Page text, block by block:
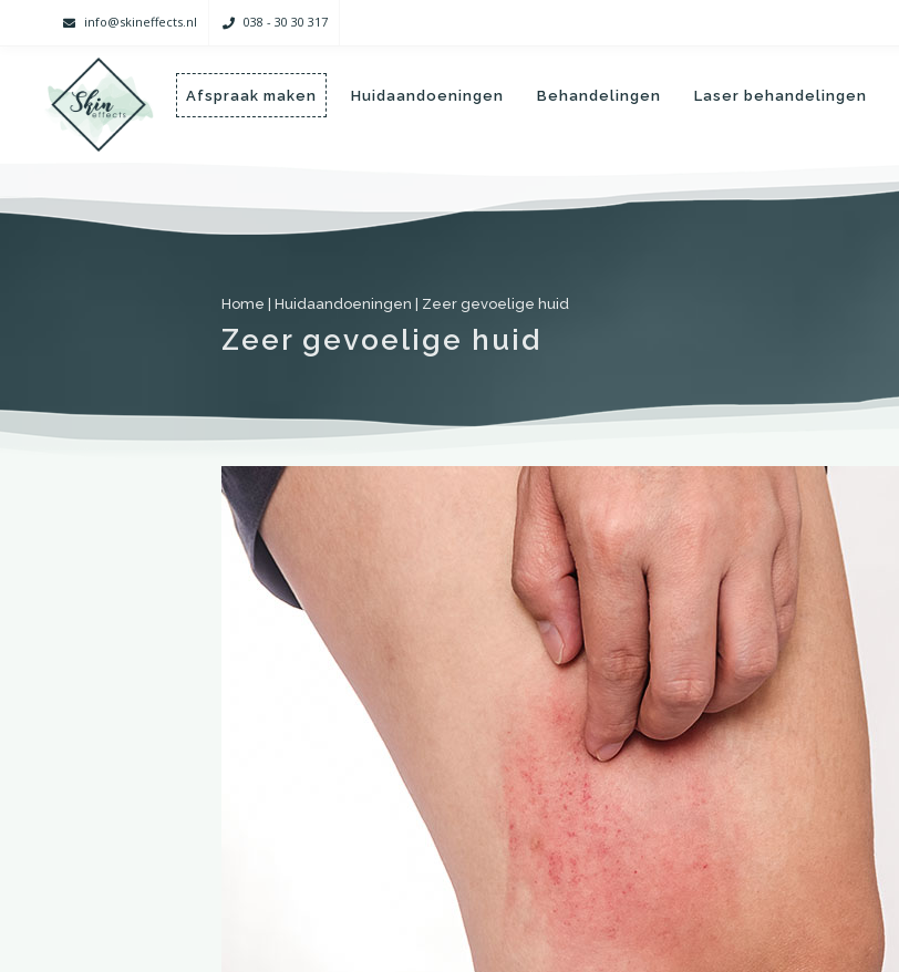
info@skineffects.nl 038 - 30 30 317
Afspraak maken Huidaandoeningen Behandelingen Laser behandelingen
Home Huidaandoeningen Zeer gevoelige huid
Zeer gevoelige huid